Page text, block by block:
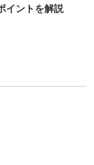
イントを解説